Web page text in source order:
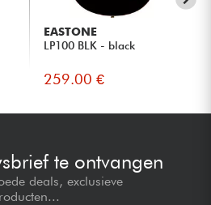
EASTONE
LP100 BLK - black
259.00 €
te ontvangen
deals, exclusieve